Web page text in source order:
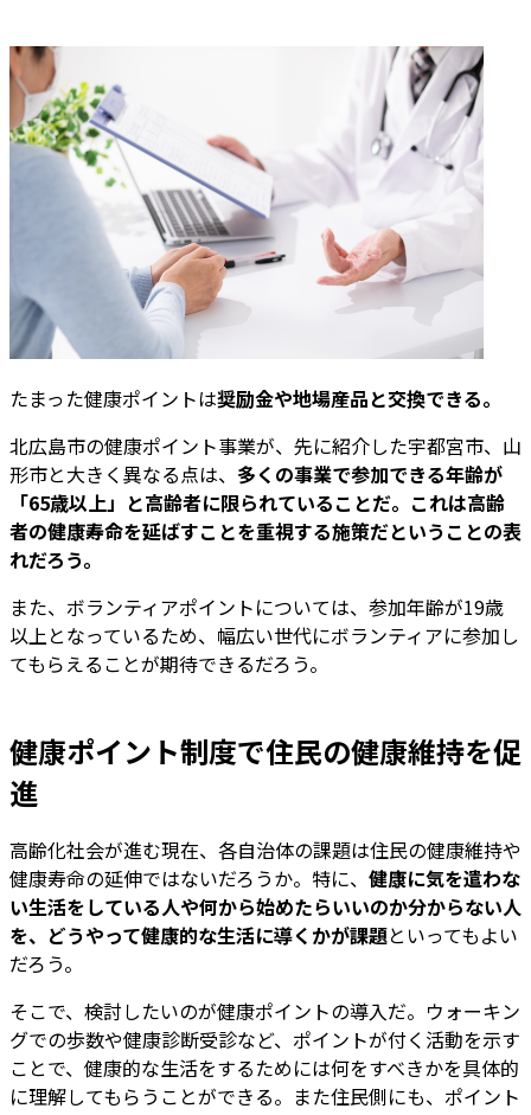
たまった健康ポイントは奨励金や地場産品と交換できる。
北広島市の健康ポイント事業が、先に紹介した宇都宮市、山
形市と大きく異なる点は、 多くの事業で参加できる年齢が
「65歳以上」と高齢者に限られていることだ。これは高齢
者の健康寿命を延ばすことを重視する施策だということの表
れだろう。
また、ボランティアポイントについては、参加年齢が19歳
以上となっているため、幅広い世代にボランティアに参加し
てもらえることが期待できるだろう。
健康ポイント制度で住民の健康維持を促
進
高齢化社会が進む現在、各自治体の課題は住民の健康維持や
健康寿命の延伸ではないだろうか。特に、 健康に気を遣わな
い生活をしている人や何から始めたらいいのか分からない人
を、どうやって健康的な生活に導くかが課題といってもよい
だろう。
そこで、検討したいのが健康ポイントの導入だ。ウォーキン
グでの歩数や健康診断受診など、ポイントが付く活動を示す
ことで、健康的な生活をするためには何をすべきかを具体的
に理解してもらうことができる。また住民側にも、ポイント